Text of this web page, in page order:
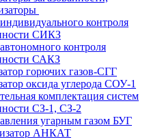
контроля
СИКЗ
контроля
САКЗ
горючих газов-СГГ
оксида углерода СОУ-1
комплектация систем
СЗ-1, СЗ-2
угарным газом БУГ
АНКАТ